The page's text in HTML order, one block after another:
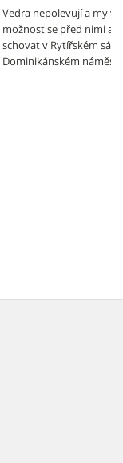
Vedra nepolevují a my
možnost se před nimi
schovat v Rytířském
Dominikánském náměstí.